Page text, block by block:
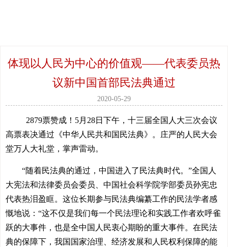
体现以人民为中心的价值观——代表委员热
议新中国首部民法典通过
2020-05-29
2879票赞成！5月28日下午，十三届全国人大三次会议
高票表决通过《中华人民共和国民法典》。庄严的人民大会
堂万人大礼堂，掌声雷动。
“随着民法典的通过，中国进入了民法典时代。”全国人
大宪法和法律委员会委员、中国社会科学院学部委员孙宪忠
代表热泪盈眶。这位长期参与民法典编纂工作的民法学者感
慨地说：“这不仅是我们每一个民法理论和实践工作者欢呼雀
跃的大事件，也是全中国人民衷心期盼的重大事件。在民法
典的保障下，我国国家治理、经济发展和人民权利保障的能